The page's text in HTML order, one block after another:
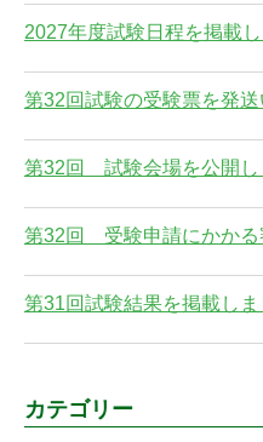
2027年度試験日程を掲載
第32回試験の受験票を発
第32回 試験会場を公開し
第32回 受験申請にかかる
第31回試験結果を掲載しま
カテゴリー